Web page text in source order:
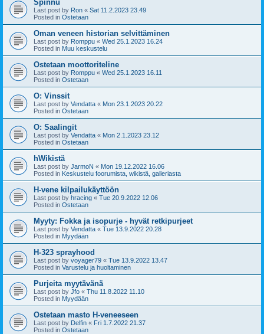
Spinnu
Last post by Ron « Sat 11.2.2023 23.49
Posted in Ostetaan
Oman veneen historian selvittäminen
Last post by Romppu « Wed 25.1.2023 16.24
Posted in Muu keskustelu
Ostetaan moottoriteline
Last post by Romppu « Wed 25.1.2023 16.11
Posted in Ostetaan
O: Vinssit
Last post by Vendatta « Mon 23.1.2023 20.22
Posted in Ostetaan
O: Saalingit
Last post by Vendatta « Mon 2.1.2023 23.12
Posted in Ostetaan
hWikistä
Last post by JarmoN « Mon 19.12.2022 16.06
Posted in Keskustelu foorumista, wikistä, galleriasta
H-vene kilpailukäyttöön
Last post by hracing « Tue 20.9.2022 12.06
Posted in Ostetaan
Myyty: Fokka ja isopurje - hyvät retkipurjeet
Last post by Vendatta « Tue 13.9.2022 20.28
Posted in Myydään
H-323 sprayhood
Last post by voyager79 « Tue 13.9.2022 13.47
Posted in Varustelu ja huoltaminen
Purjeita myytävänä
Last post by Jfo « Thu 11.8.2022 11.10
Posted in Myydään
Ostetaan masto H-veneeseen
Last post by Delfin « Fri 1.7.2022 21.37
Posted in Ostetaan